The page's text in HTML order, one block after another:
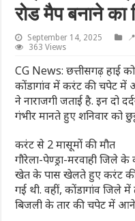
रोड मैप बनाने का
September 14, 2025
363 Views
CG News: छत्तीसगढ़ हाई
कोंडागांव में करंट की चपेट में
ने नाराजगी जताई है. इन दो
गंभीर मानते हुए शनिवार को
करंट से 2 मासूमों की मौत
गौरेला-पेण्ड्रा-मरवाही
खेत के पास खेलते हुए करंट
गई थी. वहीं, कोंडागांव जिले
बिजली के तार की चपेट में